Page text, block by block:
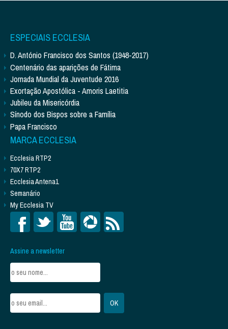
ESPECIAIS ECCLESIA
D. António Francisco dos Santos (1948-2017)
Centenário das aparições de Fátima
Jornada Mundial da Juventude 2016
Exortação Apostólica - Amoris Laetitia
Jubileu da Misericórdia
Sínodo dos Bispos sobre a Família
Papa Francisco
MARCA ECCLESIA
Ecclesia RTP2
70X7 RTP2
Ecclesia Antena1
Semanário
My Ecclesia TV
Assine a newsletter